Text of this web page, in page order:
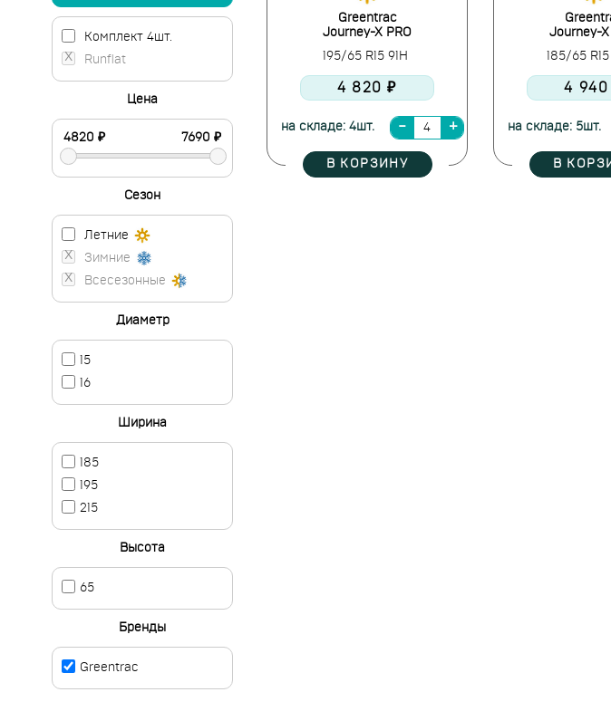
Greentrac
Journey-X PRO
195/65 R15 91H
4 820 ₽
на складе: 4шт.
В КОРЗИНУ
Journey-X
185/65
4 940
на складе: 5шт.
В
Комплект 4шт.
Runflat
Цена
Сезон
Летние
Зимние
Всесезонные
Диаметр
15
16
Ширина
185
195
215
Высота
65
Бренды
Greentrac